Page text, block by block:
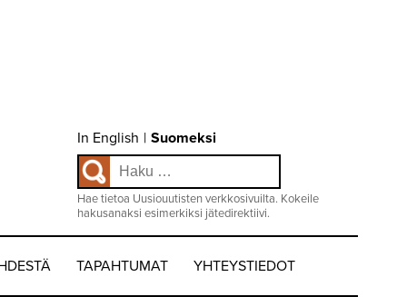
Choose
language
Valitse
kieli:
In English | Suomeksi
Haku:
Hae tietoa Uusiouutisten verkkosivuilta. Kokeile
hakusanaksi esimerkiksi jätedirektiivi.
TAPAHTUMAT YHTEYSTIEDOT